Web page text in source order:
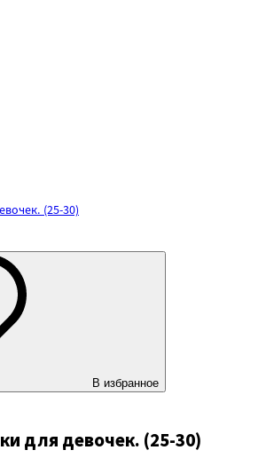
(25-30)
В избранное
для девочек. (25-30)